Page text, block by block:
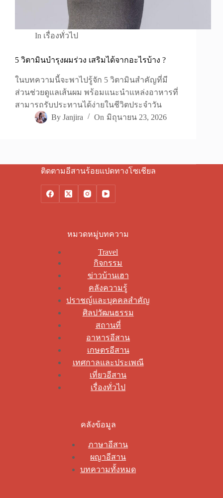
In เรื่องทั่วไป
5 วิตามินบํารุงผมร่วง เสริมได้จากอะไรบ้าง ?
ในบทความนี้จะพาไปรู้จัก 5 วิตามินสำคัญที่มี
ส่วนช่วยดูแลเส้นผม พร้อมแนะนำแหล่งอาหารที่
สามารถรับประทานได้ง่ายในชีวิตประจำวัน
By Janjira On มิถุนายน 23, 2026
ติดตามอีสานร้อยแปดทางโซเชียล
หมวดหมู่บทความ
Travel
กิจกรรม
ข่าวบ้านเฮา
คลังความรู้
ปราชญ์และบุคคลสำคัญ
ศิลปวัฒนธรรม
สถานที่
อาหารอีสาน
เกษตรอีสาน
เทศกาลและประเพณี
เที่ยวอีสาน
เรื่องทั่วไป
คลังข้อมูล
ภาษาอีสาน
ผญาอีสาน
บทความทั้งหมด